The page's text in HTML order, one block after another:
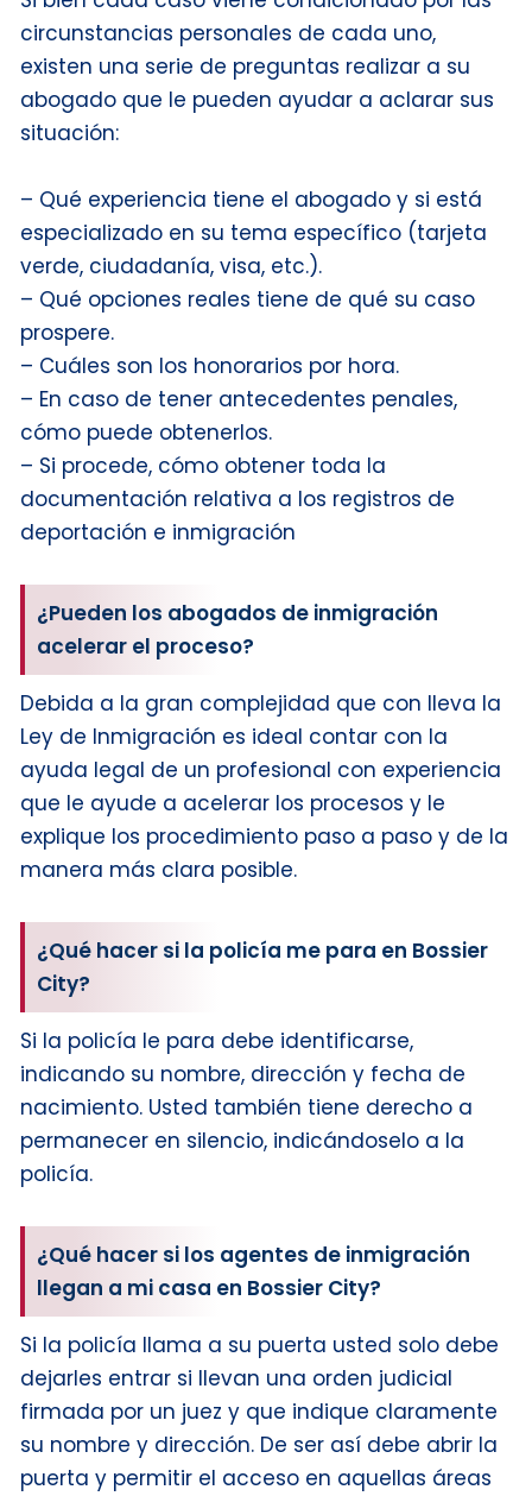
circunstancias personales de cada uno,
existen una serie de preguntas realizar a su
abogado que le pueden ayudar a aclarar sus
situación:
– Qué experiencia tiene el abogado y si está
especializado en su tema específico (tarjeta
verde, ciudadanía, visa, etc.).
– Qué opciones reales tiene de qué su caso
prospere.
– Cuáles son los honorarios por hora.
– En caso de tener antecedentes penales,
cómo puede obtenerlos.
– Si procede, cómo obtener toda la
documentación relativa a los registros de
deportación e inmigración
¿Pueden los abogados de inmigración
acelerar el proceso?
Debida a la gran complejidad que con lleva la
Ley de Inmigración es ideal contar con la
ayuda legal de un profesional con experiencia
que le ayude a acelerar los procesos y le
explique los procedimiento paso a paso y de la
manera más clara posible.
¿Qué hacer si la policía me para en Bossier
City?
Si la policía le para debe identificarse,
indicando su nombre, dirección y fecha de
nacimiento. Usted también tiene derecho a
permanecer en silencio, indicándoselo a la
policía.
¿Qué hacer si los agentes de inmigración
llegan a mi casa en Bossier City?
Si la policía llama a su puerta usted solo debe
dejarles entrar si llevan una orden judicial
firmada por un juez y que indique claramente
su nombre y dirección. De ser así debe abrir la
puerta y permitir el acceso en aquellas áreas